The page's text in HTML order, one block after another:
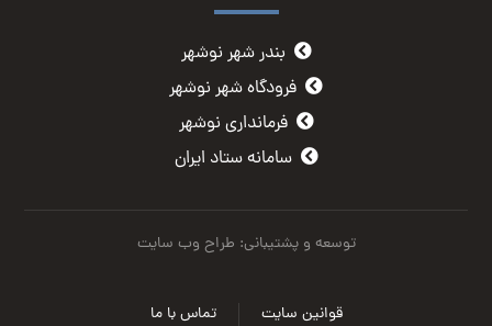
بندر شهر نوشهر
فرودگاه شهر نوشهر
فرمانداری نوشهر
سامانه ستاد ایران
توسعه و پشتیبانی: طراح وب سایت
تماس با ما قوانین سایت